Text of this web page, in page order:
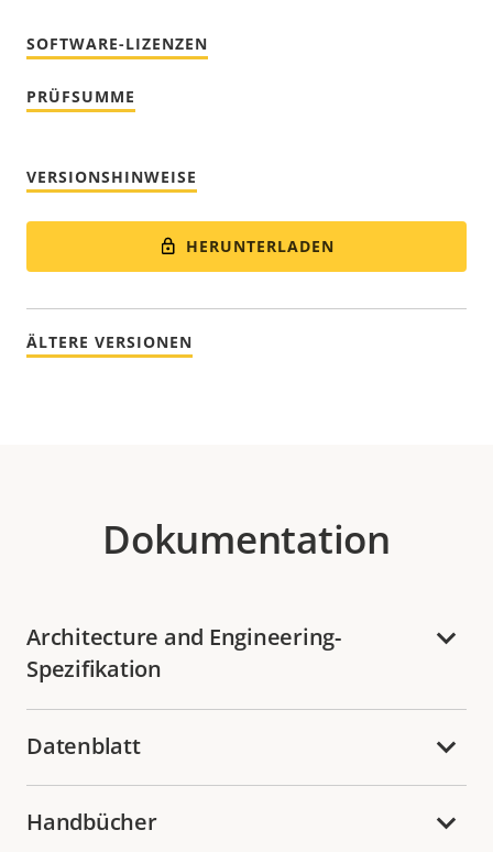
SOFTWARE-LIZENZEN
PRÜFSUMME
VERSIONSHINWEISE
HERUNTERLADEN
ÄLTERE VERSIONEN
Dokumentation
Architecture and Engineering-
Spezifikation
Datenblatt
Handbücher